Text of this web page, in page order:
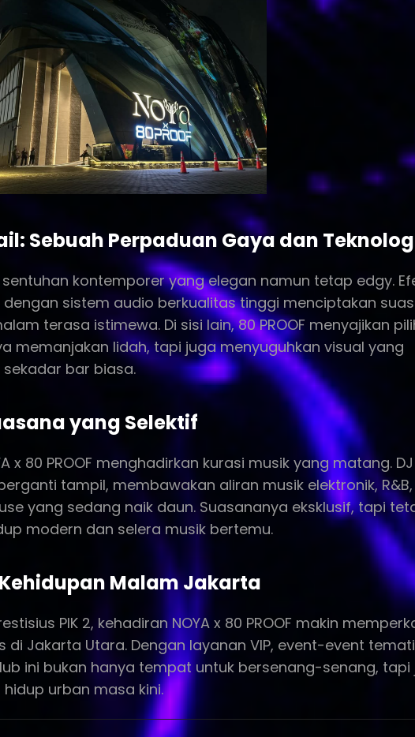
Sebuah Perpaduan Gaya dan
kontemporer yang elegan namun tetap edgy.
sistem audio berkualitas tinggi menciptakan
terasa istimewa. Di sisi lain, 80 PROOF menyajikan
memanjakan lidah, tapi juga menyuguhkan visual yang
bar biasa.
yang Selektif
x 80 PROOF menghadirkan kurasi musik yang matang. DJ
tampil, membawakan aliran musik elektronik, R&B,
yang sedang naik daun. Suasananya eksklusif, tapi
modern dan selera musik bertemu.
Kehidupan Malam Jakarta
PIK 2, kehadiran NOYA x 80 PROOF makin
Jakarta Utara. Dengan layanan VIP, event-event
ini bukan hanya tempat untuk bersenang-senang, tapi
urban masa kini.